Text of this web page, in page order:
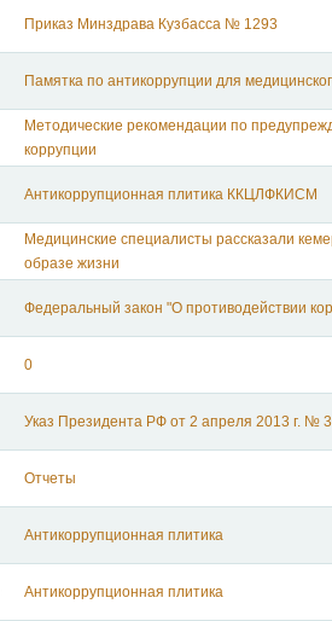
Приказ Минздрава Кузбасса № 1293
Памятка по антикоррупции для
Методические рекомендации по
коррупции
Антикоррупционная плитика ККЦЛФКИСМ
Медицинские специалисты рассказали
образе жизни
Федеральный закон "О противодействии
0
Указ Президента РФ от 2 апреля 2013 г. №
Отчеты
Антикоррупционная плитика
Антикоррупционная плитика